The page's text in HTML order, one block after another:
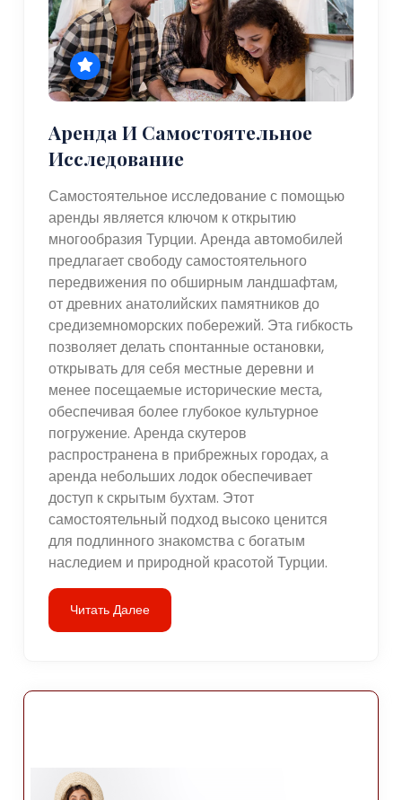
Аренда И Самостоятельное
Исследование
Самостоятельное исследование с помощью
аренды является ключом к открытию
многообразия Турции. Аренда автомобилей
предлагает свободу самостоятельного
передвижения по обширным ландшафтам,
от древних анатолийских памятников до
средиземноморских побережий. Эта гибкость
позволяет делать спонтанные остановки,
открывать для себя местные деревни и
менее посещаемые исторические места,
обеспечивая более глубокое культурное
погружение. Аренда скутеров
распространена в прибрежных городах, а
аренда небольших лодок обеспечивает
доступ к скрытым бухтам. Этот
самостоятельный подход высоко ценится
для подлинного знакомства с богатым
наследием и природной красотой Турции.
Читать Далее